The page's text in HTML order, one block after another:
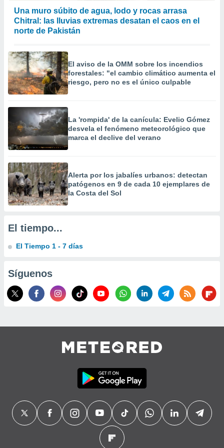
crear un
la
contenido
medir el
de la
el
de
o a través
de
de
de
uso de
con el
e
publicidad
Una muro súbito de agua, lodo y rocas arrasa
Chitral: las lluvias extremas desatan el caos en el
norte de Pakistán
El aviso de la OMM sobre los incendios
forestales: "el cambio climático aumenta el
riesgo, pero no es el único culpable
La 'rompida' de la canícula: Evelio Gómez
desvela el fenómeno meteorológico que
marca el declive del verano
Alerta por los jabalíes urbanos: detectan
patógenos en 9 de cada 10 ejemplares de
la Costa del Sol
El tiempo...
El Tiempo 1 - 7 días
Síguenos